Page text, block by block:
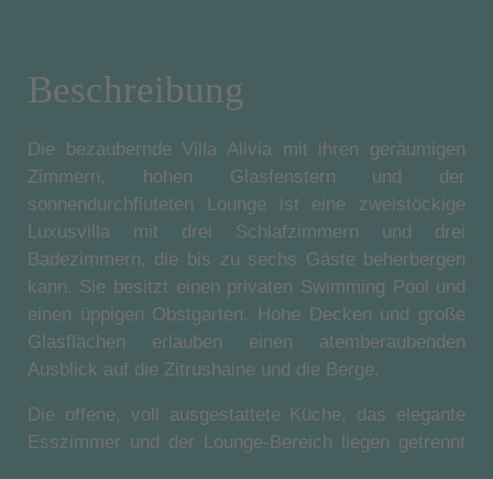
Beschreibung
Die bezaubernde Villa Alivia mit ihren geräumigen
Zimmern, hohen Glasfenstern und der
sonnendurchfluteten Lounge ist eine zweistöckige
Luxusvilla mit drei Schlafzimmern und drei
Badezimmern, die bis zu sechs Gäste beherbergen
kann. Sie besitzt einen privaten Swimming Pool und
einen üppigen Obstgarten. Hohe Decken und große
Glasflächen erlauben einen atemberaubenden
Ausblick auf die Zitrushaine und die Berge.
Die offene, voll ausgestattete Küche, das elegante
Esszimmer und der Lounge-Bereich liegen getrennt